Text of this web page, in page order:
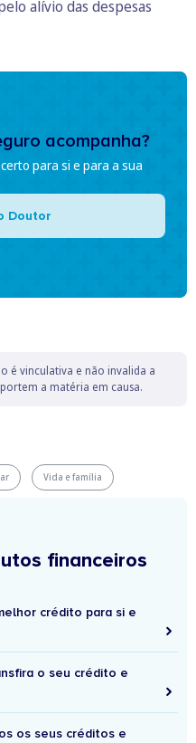
alívio das despesas
acompanha?
para si e para a sua
Doutor
é vinculativa e não invalida a
a matéria em causa.
Vida e família
financeiros
crédito para si e
o seu crédito e
os seus créditos e